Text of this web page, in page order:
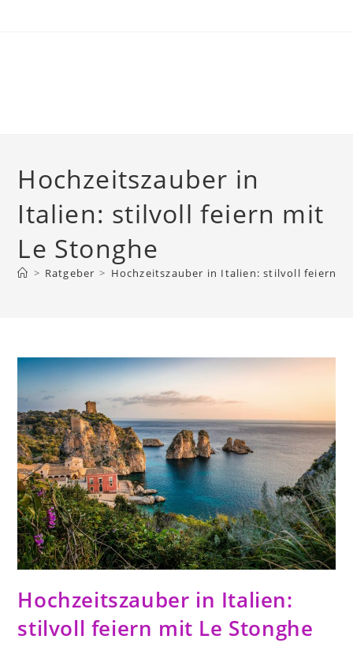
Hochzeitszauber in
Italien: stilvoll feiern mit
Le Stonghe
> Ratgeber > Hochzeitszauber in Italien: stilvoll feiern
Hochzeitszauber in Italien:
stilvoll feiern mit Le Stonghe